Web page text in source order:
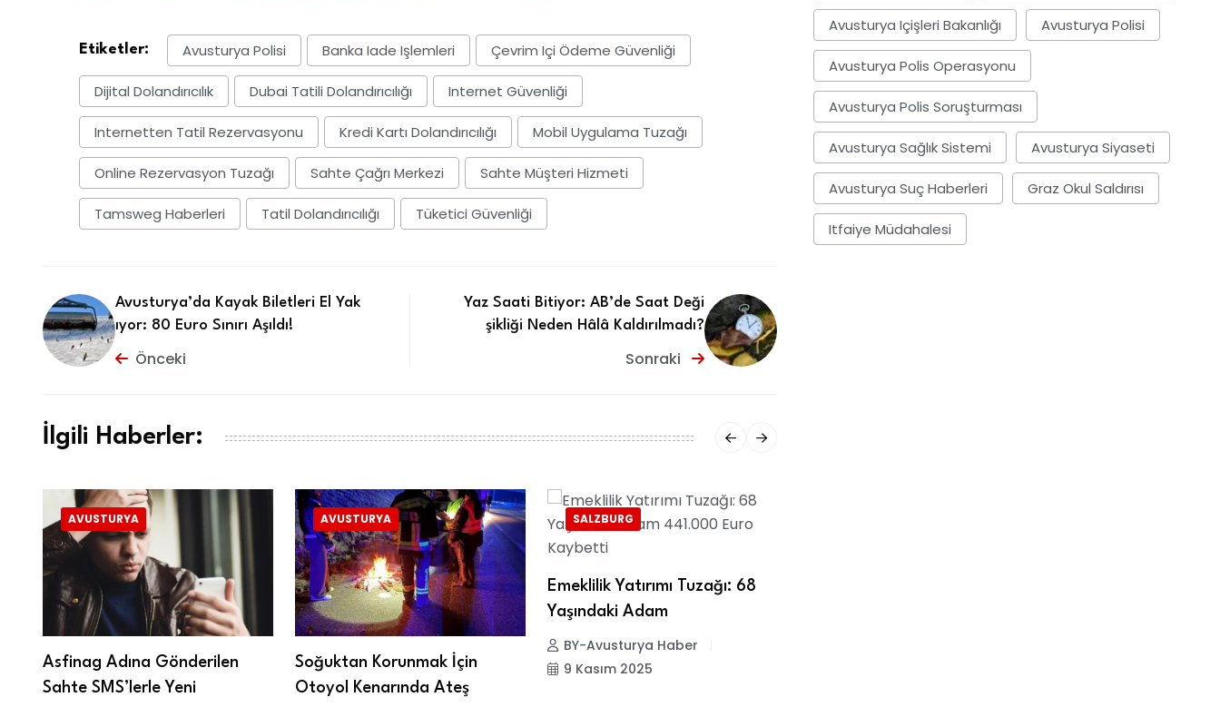
Etiketler: Avusturya Polisi Banka Iade Işlemleri Çevrim Içi Ödeme Güvenliği
Dijital Dolandırıcılık Dubai Tatili Dolandırıcılığı Internet Güvenliği
Internetten Tatil Rezervasyonu Kredi Kartı Dolandırıcılığı Mobil Uygulama Tuzağı
Online Rezervasyon Tuzağı Sahte Çağrı Merkezi Sahte Müşteri Hizmeti
Tamsweg Haberleri Tatil Dolandırıcılığı Tüketici Güvenliği
Avusturya’da Kayak Biletleri El Yak
ıyor: 80 Euro Sınırı Aşıldı!
Önceki
Yaz Saati Bitiyor: AB’de Saat Deği
şikliği Neden Hâlâ Kaldırılmadı?
Sonraki
İlgili Haberler:
AVUSTURYA
Asfinag Adına Gönderilen
Sahte SMS’lerle Yeni
AVUSTURYA
Soğuktan Korunmak İçin
Otoyol Kenarında Ateş
SALZBURG
Emeklilik Yatırımı Tuzağı: 68
Yaşındaki Adam
BY-Avusturya Haber
9 Kasım 2025
Avusturya Içişleri Bakanlığı Avusturya Polisi
Avusturya Polis Operasyonu
Avusturya Polis Soruşturması
Avusturya Sağlık Sistemi Avusturya Siyaseti
Avusturya Suç Haberleri Graz Okul Saldırısı
Itfaiye Müdahalesi